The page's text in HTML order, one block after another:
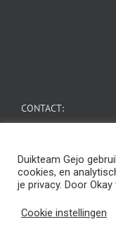
CONTACT:
Telefoonnummer:
Duikteam Gejo
cookies, en
je privacy. Door
Cookie instellingen